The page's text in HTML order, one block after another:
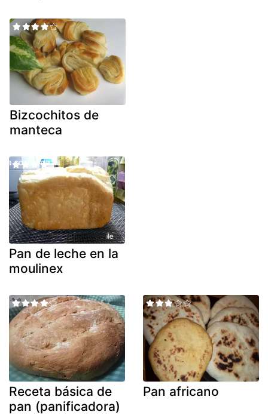
Bizcochitos de
manteca
Pan de leche en la
moulinex
Receta básica de
pan (panificadora)
Pan africano